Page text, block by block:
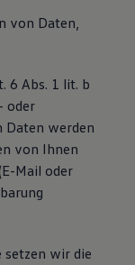
von Daten,
6 Abs. 1 lit. b
oder
Daten werden
von Ihnen
Mail oder
setzen wir die